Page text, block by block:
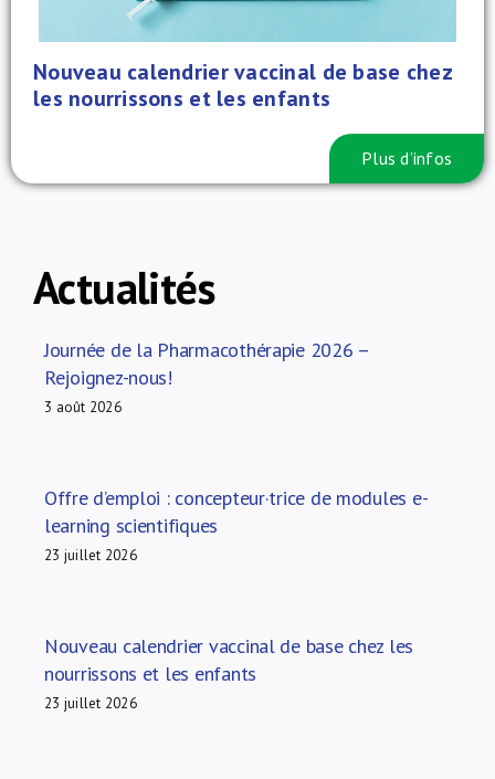
Nouveau calendrier vaccinal de base chez
les nourrissons et les enfants
Plus d’infos
Actualités
Journée de la Pharmacothérapie 2026 –
Rejoignez-nous!
3 août 2026
Offre d’emploi : concepteur·trice de modules e-
learning scientifiques
23 juillet 2026
Nouveau calendrier vaccinal de base chez les
nourrissons et les enfants
23 juillet 2026